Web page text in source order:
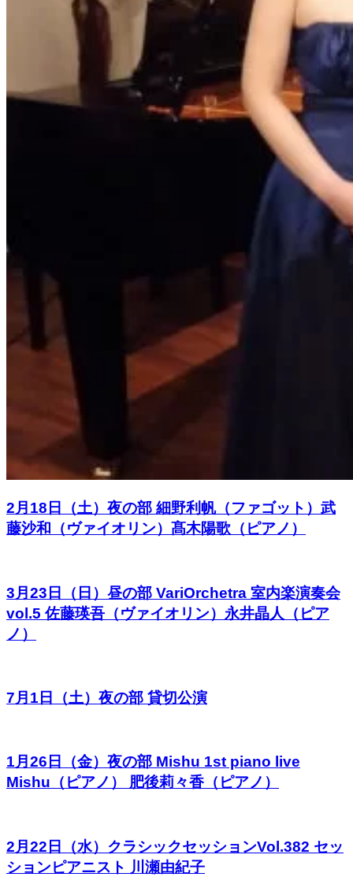
2月18日（土）夜の部 細野利帆（ファゴット）武
藤沙和（ヴァイオリン）髙木陽歌（ピアノ）
3月23日（日）昼の部 VariOrchetra 室内楽演奏会
vol.5 佐藤瑛吾（ヴァイオリン）永井晶人（ピア
ノ）
7月1日（土）夜の部 貸切公演
1月26日（金）夜の部 Mishu 1st piano live
Mishu（ピアノ） 肥後莉々香（ピアノ）
2月22日（水）クラシックセッションVol.382 セッ
ションピアニスト 川瀬由紀子